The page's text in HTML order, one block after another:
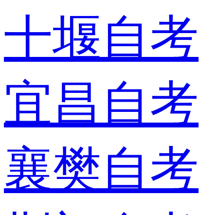
十堰自考
宜昌自考
襄樊自考